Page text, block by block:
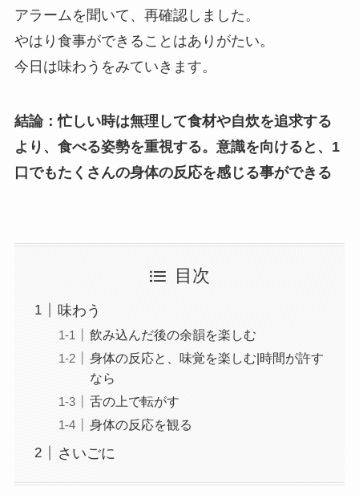
アラームを聞いて、再確認しました。
やはり食事ができることはありがたい。
今日は味わうをみていきます。
結論：忙しい時は無理して食材や自炊を追求する
より、食べる姿勢を重視する。意識を向けると、1
口でもたくさんの身体の反応を感じる事ができる
目次
味わう
飲み込んだ後の余韻を楽しむ
身体の反応と、味覚を楽しむ|時間が許す
なら
舌の上で転がす
身体の反応を観る
さいごに